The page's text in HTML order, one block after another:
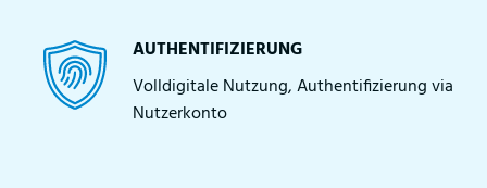
AUTHENTIFIZIERUNG
Volldigitale Nutzung, Authentifizierung via
Nutzerkonto